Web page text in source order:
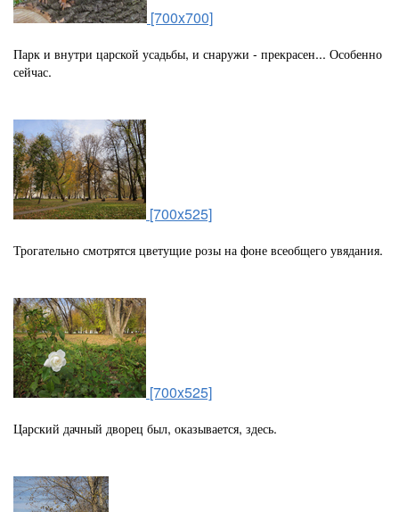
[700x700]
Парк и внутри царской усадьбы, и снаружи - прекрасен... Особенно
сейчас.
[700x525]
Трогательно смотрятся цветущие розы на фоне всеобщего увядания.
[700x525]
Царский дачный дворец был, оказывается, здесь.